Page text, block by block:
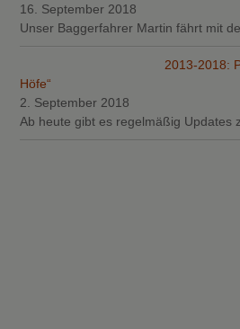
16. September 2018
Unser Baggerfahrer Martin fährt mit
2013-2018:
Höfe“
2. September 2018
Ab heute gibt es regelmäßig Updates